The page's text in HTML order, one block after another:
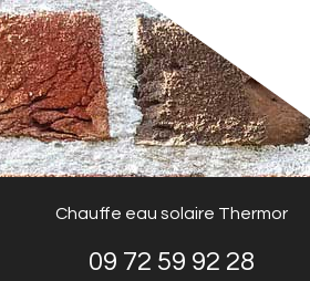
Chauffe eau solaire Thermor
09 72 59 92 28